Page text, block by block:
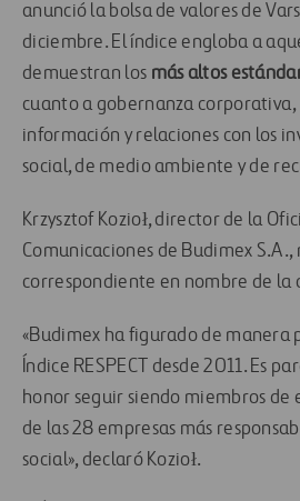
anunció la bolsa de valores de
diciembre. El índice engloba a
demuestran los más altos
cuanto a gobernanza
información y relaciones con los
social, de medio ambiente y de
Krzysztof Kozioł, director de la
Comunicaciones de Budimex
correspondiente en nombre de la
«Budimex ha figurado de manera
Índice RESPECT desde 2011. Es
honor seguir siendo miembros de
de las 28 empresas más
social», declaró Kozioł.